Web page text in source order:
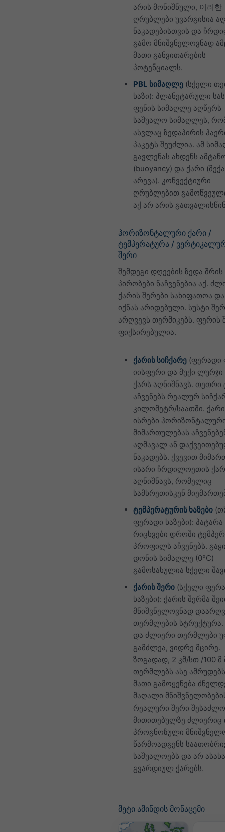
არის მონიშნული, 이러한
ღრუბლები უვარგისია
ნაკადებისთვის და
გამო მნიშვნელოვნად
მათი განვითარების
პოტენციალს.
PBL სიმაღლე (სქელი
ხაზი): პლანეტარული
ფენის სიმაღლე აღწერს
საშუალო სიმაღლეს,
ასვლაც ზედაპირის
პაკეტს შეუძლია. ამ
გავლენას ახდენს
(buoyancy) და ქარი
არევა). კონვექტიური
ღრუბლებით
აქ არ არის
ჰორიზონტალური ქარი /
ტემპერატურა /
შერი
შემდეგი დღეების ზედა შრის
პირობები ნაჩვენებია აქ.
ქარის შერები სახიფათოა
იქნას არიდებული. სუსტი
არღვევს თერმიკებს. ფერის
ფიქსირებულია.
ქარის სიჩქარე (ფერადი
იისფერი და მუქი ლურჯი
ქარს აღნიშნავს. თეთრი
აჩვენებს რეალურ
კილომეტრ/საათში.
ისრები
მიმართულებას
აღმავალ ან
ნაკადებს. ქვევით
ისარი ჩრდილოეთის
აღნიშნავს, რომელიც
სამხრეთისკენ
ტემპერატურის ხაზები
ფერადი ხაზები):
რიცხვები დროში
პროფილს აჩვენებს.
დონის სიმაღლე (0°C)
გამოსახულია სქელი
ქარის შერი (სქელი
ხაზები): ქარის შერმა
მნიშვნელოვნად
თერმლების
და ძლიერი თერმლები
გამძლეა, ვიდრე მცირე.
ზოგადად, 2 კმ/სთ /100 მ
თერმლებს ასე
მათი გამოყენება
მაღალი
რეალური შერი
მითითებულზე ძლიერიც
პროგნოზული
წარმოადგენს
საშუალოებს და არ
გვარდიულ ქარებს.
მეტი ამინდის მონაცემი